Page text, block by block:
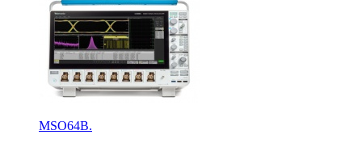
MSO64B.